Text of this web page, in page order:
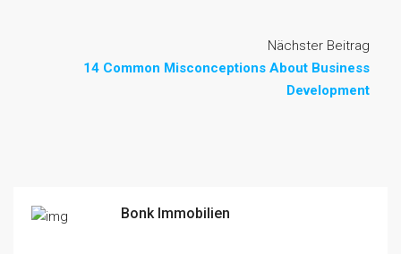
Nächster Beitrag
14 Common Misconceptions About Business
Development
Bonk Immobilien